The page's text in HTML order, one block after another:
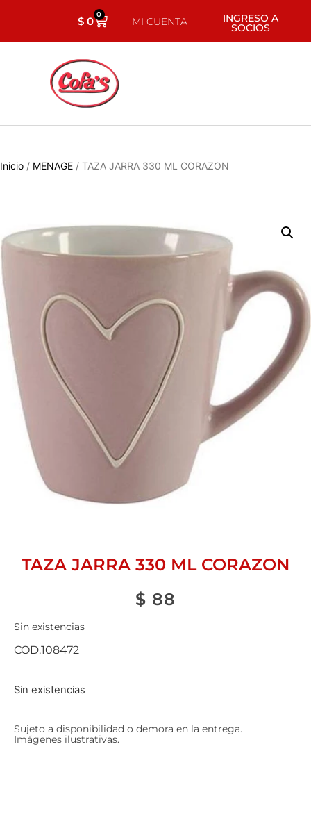
$0 0
MI CUENTA INGRESO A
SOCIOS
Inicio / MENAGE / TAZA JARRA 330 ML CORAZON
TAZA JARRA 330 ML CORAZON
$ 88
Sin existencias
COD.108472
Sin existencias
Sujeto a disponibilidad o demora en la entrega.
Imágenes ilustrativas.